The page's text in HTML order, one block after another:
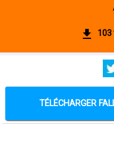
103
TÉLÉCHARGER